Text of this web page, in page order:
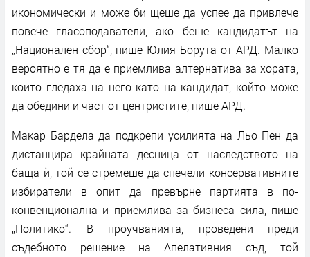
икономически и може би щеше да успее да привлече
повече гласоподаватели, ако беше кандидатът на
„Национален сбор“, пише Юлия Борута от АРД. Малко
вероятно е тя да е приемлива алтернатива за хората,
които гледаха на него като на кандидат, който може
да обедини и част от центристите, пише АРД.
Макар Бардела да подкрепи усилията на Льо Пен да
дистанцира крайната десница от наследството на
баща ѝ, той се стремеше да спечели консервативните
избиратели в опит да превърне партията в по-
конвенционална и приемлива за бизнеса сила, пише
„Политико“. В проучванията, проведени преди
съдебното решение на Апелативния съд, той